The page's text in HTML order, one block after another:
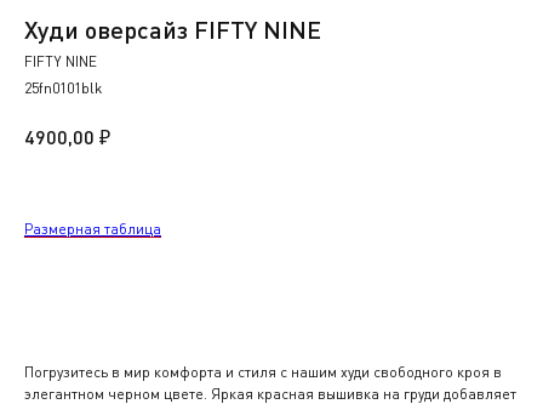
Худи оверсайз FIFTY NINE
FIFTY NINE
25fn0101blk
4900,00 ₽
Размерная таблица
Погрузитесь в мир комфорта и стиля с нашим худи свободного кроя в
элегантном черном цвете. Яркая красная вышивка на груди добавляет